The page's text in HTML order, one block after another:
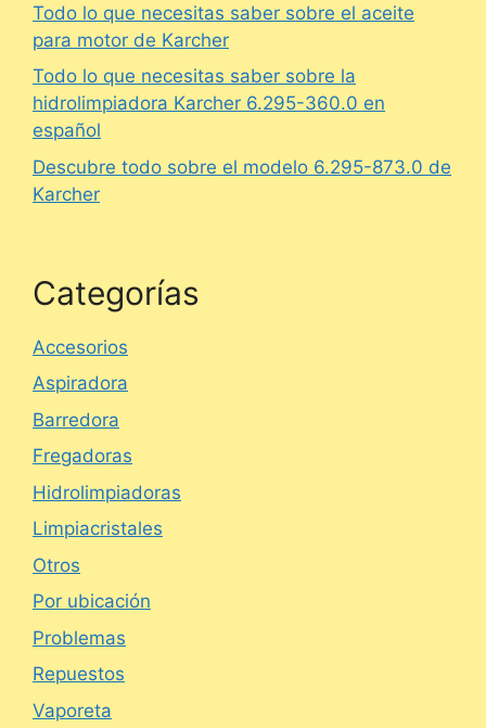
Todo lo que necesitas saber sobre el aceite
para motor de Karcher
Todo lo que necesitas saber sobre la
hidrolimpiadora Karcher 6.295-360.0 en
español
Descubre todo sobre el modelo 6.295-873.0 de
Karcher
Categorías
Accesorios
Aspiradora
Barredora
Fregadoras
Hidrolimpiadoras
Limpiacristales
Otros
Por ubicación
Problemas
Repuestos
Vaporeta